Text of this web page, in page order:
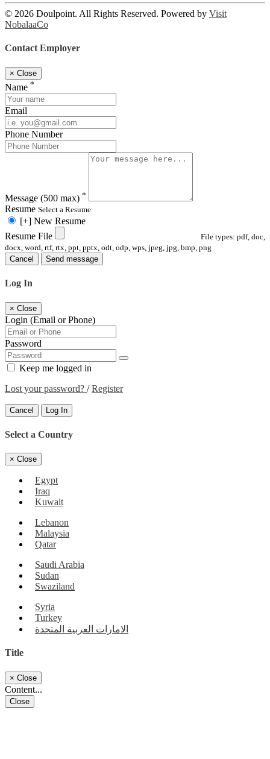
© 2026 Doulpoint. All Rights Reserved. Powered by Visit
NobalaaCo
Contact Employer
× Close
Name *
Email
Phone Number
Message (500 max) *
Resume Select a Resume
[+] New Resume
Resume File
File types: pdf, doc,
docx, word, rtf, rtx, ppt, pptx, odt, odp, wps, jpeg, jpg, bmp, png
Cancel
Send message
Log In
× Close
Login (Email or Phone)
Password
Keep me logged in
Lost your password? /Register
Cancel Log In
Select a Country
× Close
Egypt
Iraq
Kuwait
Lebanon
Malaysia
Qatar
Saudi Arabia
Sudan
Swaziland
Syria
Turkey
الامارات العربية المتحدة
Title
× Close
Content...
Close